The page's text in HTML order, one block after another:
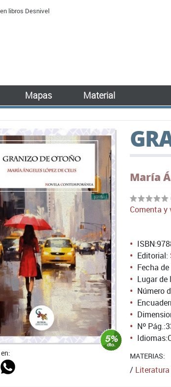
libros Desnivel
Mapas Material
María
Comenta y
ISBN:
Editorial:
Fecha
Lugar de
Número
Nº Pág.:
Idiomas:
MATERIAS:
/